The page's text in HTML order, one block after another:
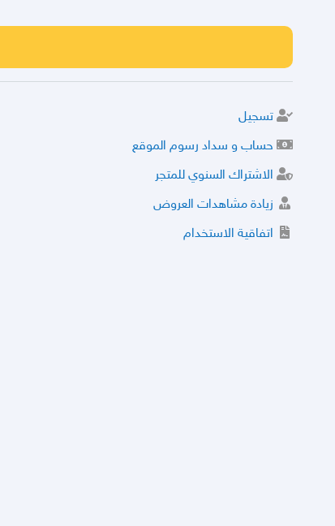
تسجيل
حساب و سداد رسوم الموقع
الاشتراك السنوي للمتجر
زيادة مشاهدات العروض
اتفاقية الاستخدام